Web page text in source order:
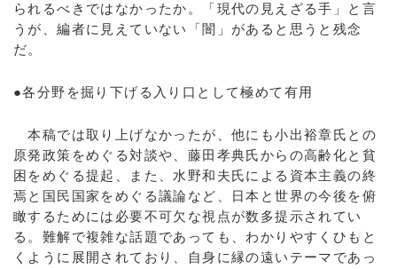
られるべきではなかったか。「現代の見えざる手」と言
うが、編者に見えていない「闇」があると思うと残念
だ。
●各分野を掘り下げる入り口として極めて有用
本稿では取り上げなかったが、他にも小出裕章氏との
原発政策をめぐる対談や、藤田孝典氏からの高齢化と貧
困をめぐる提起、また、水野和夫氏による資本主義の終
焉と国民国家をめぐる議論など、日本と世界の今後を俯
瞰するためには必要不可欠な視点が数多提示されてい
る。難解で複雑な話題であっても、わかりやすくひもと
くように展開されており、自身に縁の遠いテーマであっ